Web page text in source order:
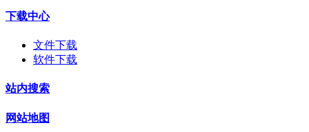
下载中心
文件下载
软件下载
站内搜索
网站地图